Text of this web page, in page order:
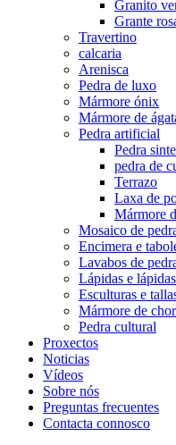
Granito
Grante
Travertino
calcaria
Arenisca
Pedra de luxo
Mármore ónix
Mármore de
Pedra artificial
Pedra
pedra de
Terrazo
Laxa de
Mármore
Mosaico de
Encimera e
Lavabos de
Lápidas e lápidas
Esculturas e
Mármore de
Pedra cultural
Proxectos
Noticias
Vídeos
Sobre nós
Preguntas frecuentes
Contacta connosco